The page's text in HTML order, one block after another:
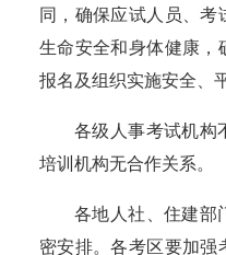
同，确保应试人员、考
生命安全和身体健康，
报名及组织实施安全、
各级人事考试机构
培训机构无合作关系。
各地人社、住建部
密安排。各考区要加强